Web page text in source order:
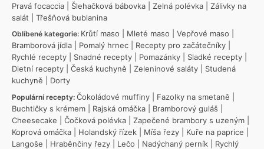
Pravá focaccia
Šlehačková bábovka Zelná polévka
Zálivky na
salát
Třešňová bublanina
Oblíbené kategorie: Krůtí maso Mleté maso Vepřové maso
Bramborová jídla
Pomalý hrnec Recepty pro začátečníky
Rychlé recepty
Snadné recepty Pomazánky Sladké recepty
Dietní recepty
Česká kuchyně Zeleninové saláty
Studená
kuchyně
Dorty
Populární recepty: Čokoládové muffiny Fazolky na smetaně
Buchtičky s krémem
Rajská omáčka Bramborový guláš
Cheesecake
Čočková polévka Zapečené brambory s uzeným
Koprová omáčka
Holandský řízek Míša řezy Kuře na paprice
Langoše
Hraběnčiny řezy Lečo Nadýchaný perník
Rychlý